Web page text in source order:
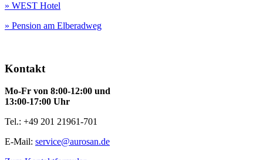
» WEST Hotel
» Pension am Elberadweg
Kontakt
Mo-Fr von 8:00-12:00 und
13:00-17:00 Uhr
Tel.: +49 201 21961-701
E-Mail: service@aurosan.de